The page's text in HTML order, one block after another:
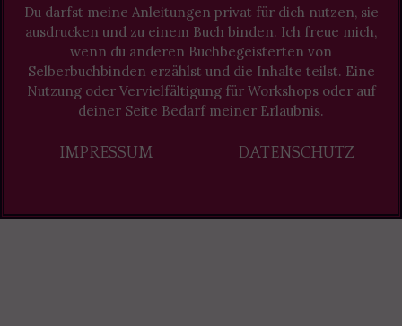
Du darfst meine Anleitungen privat für dich nutzen, sie
ausdrucken und zu einem Buch binden. Ich freue mich,
wenn du anderen Buchbegeisterten von
Selberbuchbinden erzählst und die Inhalte teilst. Eine
Nutzung oder Vervielfältigung für Workshops oder auf
deiner Seite Bedarf meiner Erlaubnis.
IMPRESSUM DATENSCHUTZ